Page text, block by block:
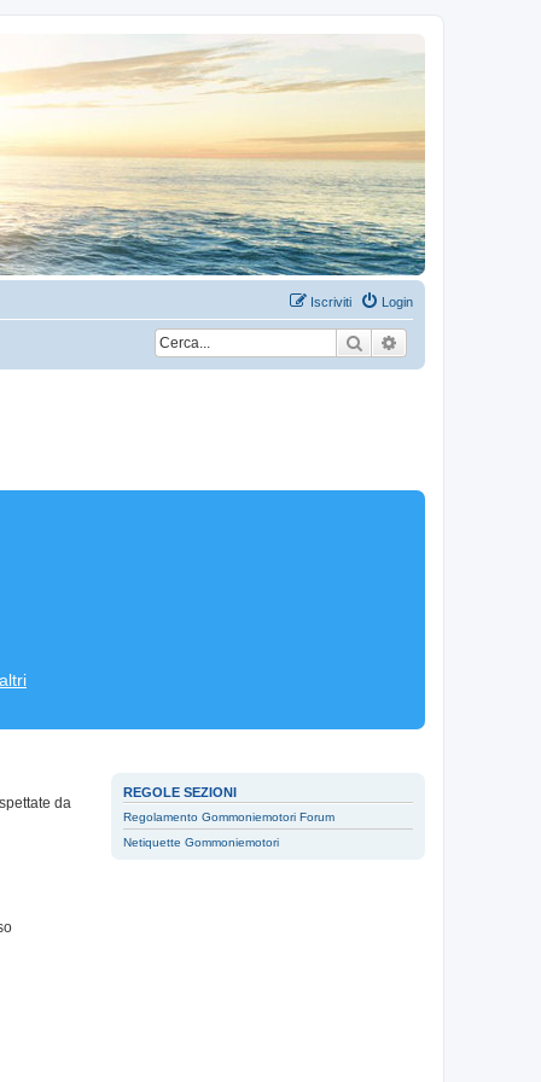
Login
Iscriviti
Cerca
REGOLE SEZIONI
Regolamento Gommoniemotori Forum
Netiquette Gommoniemotori
da